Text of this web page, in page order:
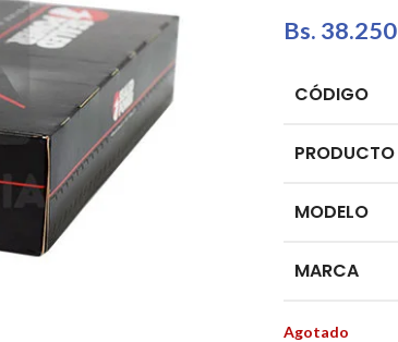
Bs. 38.250
CÓDIGO
PRODUCTO
MODELO
MARCA
Agotado